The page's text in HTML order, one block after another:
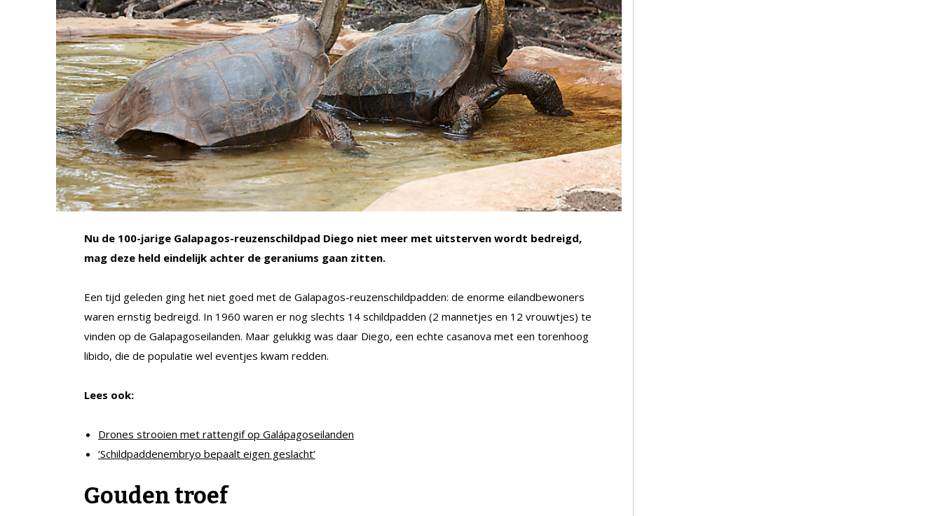
Nu de 100-jarige Galapagos-reuzenschildpad Diego niet meer met uitsterven wordt bedreigd,
mag deze held eindelijk achter de geraniums gaan zitten.
Een tijd geleden ging het niet goed met de Galapagos-reuzenschildpadden: de enorme eilandbewoners
waren ernstig bedreigd. In 1960 waren er nog slechts 14 schildpadden (2 mannetjes en 12 vrouwtjes) te
vinden op de Galapagoseilanden. Maar gelukkig was daar Diego, een echte casanova met een torenhoog
libido, die de populatie wel eventjes kwam redden.
Lees ook:
Drones strooien met rattengif op Galápagoseilanden
‘Schildpaddenembryo bepaalt eigen geslacht’
Gouden troef